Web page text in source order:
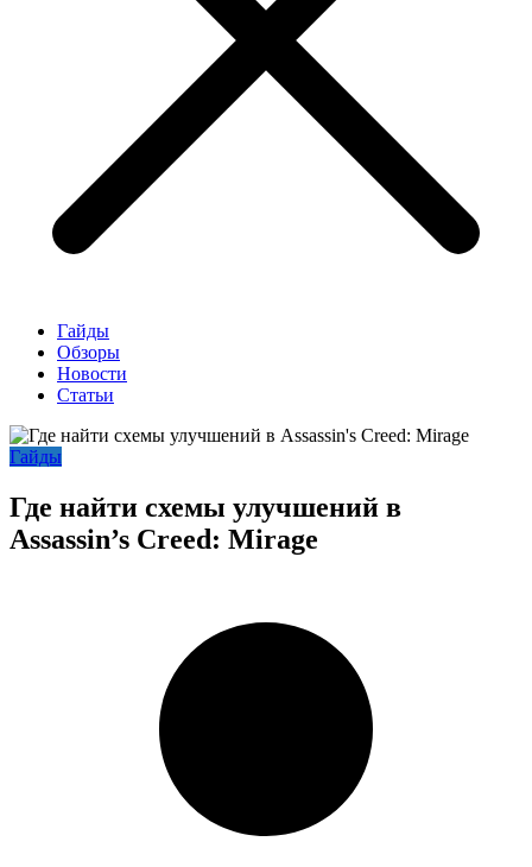
Гайды
Обзоры
Новости
Статьи
Гайды
Где найти схемы улучшений в
Assassin’s Creed: Mirage